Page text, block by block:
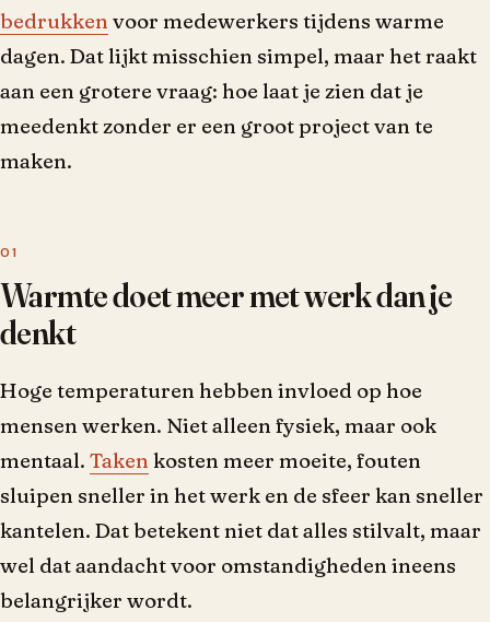
bedrukken voor medewerkers tijdens warme
dagen. Dat lijkt misschien simpel, maar het raakt
aan een grotere vraag: hoe laat je zien dat je
meedenkt zonder er een groot project van te
maken.
Warmte doet meer met werk dan je
denkt
Hoge temperaturen hebben invloed op hoe
mensen werken. Niet alleen fysiek, maar ook
mentaal. Taken kosten meer moeite, fouten
sluipen sneller in het werk en de sfeer kan sneller
kantelen. Dat betekent niet dat alles stilvalt, maar
wel dat aandacht voor omstandigheden ineens
belangrijker wordt.